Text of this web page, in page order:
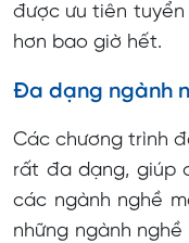
được ưu tiên
hơn bao giờ hết.
Đa dạng ngành
Các chương trình
rất đa dạng, giúp
các ngành nghề
những ngành